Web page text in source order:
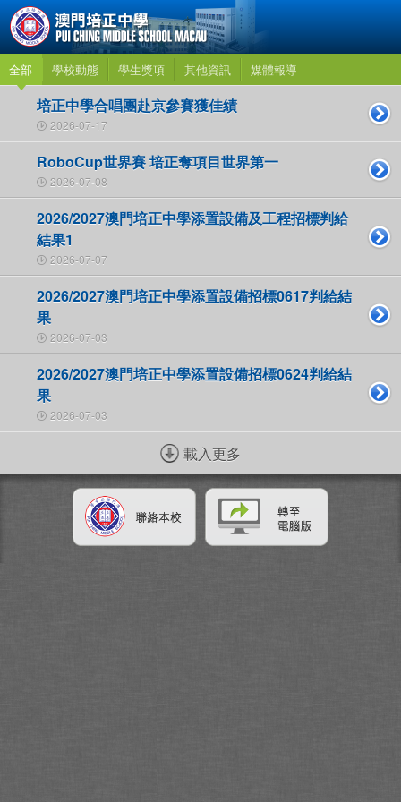
全部 學校動態 學生獎項 其他資訊 媒體報導
培正中學合唱團赴京參賽獲佳績
2026-07-17
RoboCup世界賽 培正奪項目世界第一
2026-07-08
2026/2027澳門培正中學添置設備及工程招標判給
結果1
2026-07-07
2026/2027澳門培正中學添置設備招標0617判給結
果
2026-07-03
2026/2027澳門培正中學添置設備招標0624判給結
果
2026-07-03
載入更多